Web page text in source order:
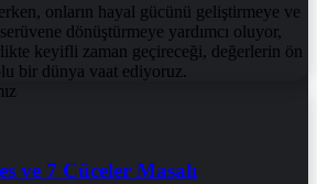
onların hayal gücünü geliştirmeye ve
dönüştürmeye yardımcı oluyor,
keyifli zaman geçireceği, değerlerin ön
bir dünya vaat ediyoruz.
ve 7 Cüceler Masalı